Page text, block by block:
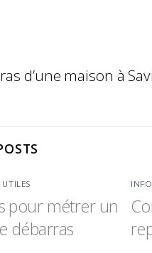
d’une maison à
pour métrer un
débarras